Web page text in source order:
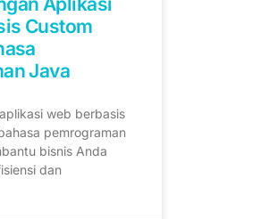
Custom
Java
web berbasis
pemrograman
bisnis Anda
dan